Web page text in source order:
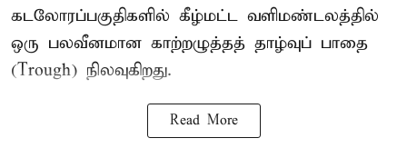
கடலோரப்பகுதிகளில் கீழ்மட்ட வளிமண்டலத்தில்
ஒரு பலவீனமான காற்றழுத்தத் தாழ்வுப் பாதை
(Trough) நிலவுகிறது.
Read More